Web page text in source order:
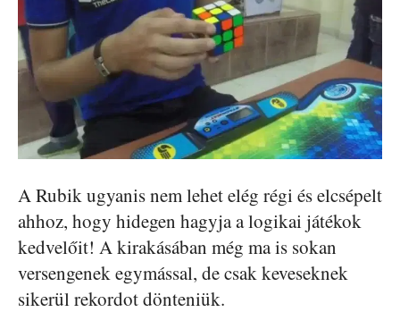
A Rubik ugyanis nem lehet elég régi és elcsépelt
ahhoz, hogy hidegen hagyja a logikai játékok
kedvelőit! A kirakásában még ma is sokan
versengenek egymással, de csak keveseknek
sikerül rekordot dönteniük.